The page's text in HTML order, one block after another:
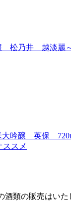
松乃井 越淡麗
大吟醸 英保
酒類の販売はいた